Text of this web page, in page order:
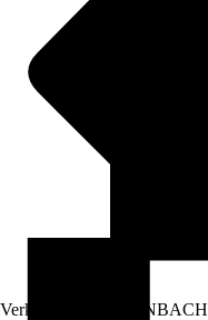
Verkauf durch: HORNBACH